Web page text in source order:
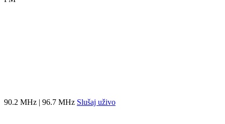
90.2 MHz | 96.7 MHz Slušaj uživo